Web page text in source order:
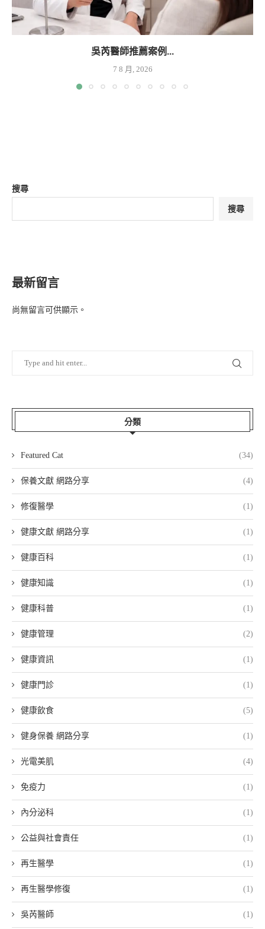
吳芮醫師推薦案例...
7 8 月, 2026
搜尋
搜尋
最新留言
尚無留言可供顯示。
分類
Featured Cat (34)
保養文獻 網路分享 (4)
修復醫學 (1)
健康文獻 網路分享 (1)
健康百科 (1)
健康知識 (1)
健康科普 (1)
健康管理 (2)
健康資訊 (1)
健康門診 (1)
健康飲食 (5)
健身保養 網路分享 (1)
光電美肌 (4)
免疫力 (1)
內分泌科 (1)
公益與社會責任 (1)
再生醫學 (1)
再生醫學修復 (1)
吳芮醫師 (1)